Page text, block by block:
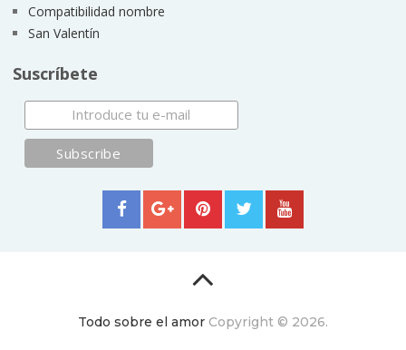
Compatibilidad nombre
San Valentín
Suscríbete
Todo sobre el amor Copyright © 2026.